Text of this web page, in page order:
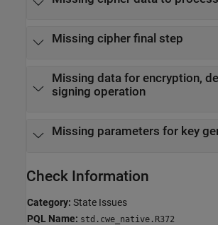
Missing cipher final step
Missing data for encryption,
signing operation
Missing parameters for key
Check Information
Category: State Issues
PQL Name: std.cwe_native.R372